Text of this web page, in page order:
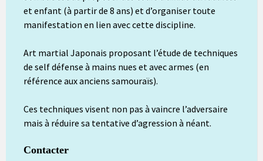
et enfant (à partir de 8 ans) et d’organiser toute
manifestation en lien avec cette discipline.
Art martial Japonais proposant l’étude de techniques
de self défense à mains nues et avec armes (en
référence aux anciens samouraïs).
Ces techniques visent non pas à vaincre l’adversaire
mais à réduire sa tentative d’agression à néant.
Contacter